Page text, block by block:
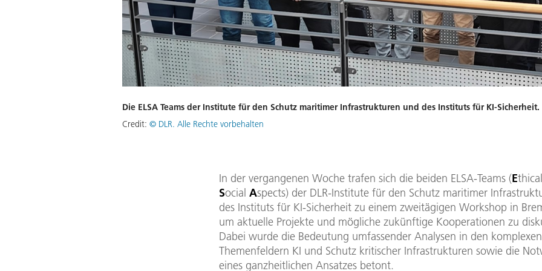
Die ELSA Teams der Institute für den Schutz maritimer Infrastrukturen und des Instituts für KI-Sicherheit.
Credit: © DLR. Alle Rechte vorbehalten
In der vergangenen Woche trafen sich die beiden ELSA-Teams (E
Social Aspects) der DLR-Institute für den Schutz maritimer
des Instituts für KI-Sicherheit zu einem zweitägigen Workshop in
um aktuelle Projekte und mögliche zukünftige Kooperationen zu
Dabei wurde die Bedeutung umfassender Analysen in den komplexen
Themenfeldern KI und Schutz kritischer Infrastrukturen sowie die
eines ganzheitlichen Ansatzes betont.